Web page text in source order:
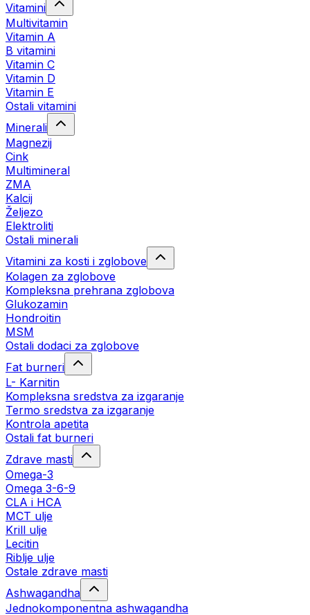
Vitamini
Multivitamin
Vitamin A
B vitamini
Vitamin C
Vitamin D
Vitamin E
Ostali vitamini
Minerali
Magnezij
Cink
Multimineral
ZMA
Kalcij
Željezo
Elektroliti
Ostali minerali
Vitamini za kosti i zglobove
Kolagen za zglobove
Kompleksna prehrana zglobova
Glukozamin
Hondroitin
MSM
Ostali dodaci za zglobove
Fat burneri
L- Karnitin
Kompleksna sredstva za izgaranje
Termo sredstva za izgaranje
Kontrola apetita
Ostali fat burneri
Zdrave masti
Omega-3
Omega 3-6-9
CLA i HCA
MCT ulje
Krill ulje
Lecitin
Riblje ulje
Ostale zdrave masti
Ashwagandha
Jednokomponentna ashwagandha